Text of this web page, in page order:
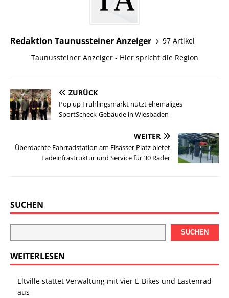
Redaktion Taunussteiner Anzeiger
97 Artikel
Taunussteiner Anzeiger - Hier spricht die Region
ZURÜCK
Pop up Frühlingsmarkt nutzt ehemaliges
SportScheck-Gebäude in Wiesbaden
WEITER
Überdachte Fahrradstation am Elsässer Platz bietet
Ladeinfrastruktur und Service für 30 Räder
SUCHEN
SUCHEN
WEITERLESEN
Eltville stattet Verwaltung mit vier E-Bikes und Lastenrad
aus